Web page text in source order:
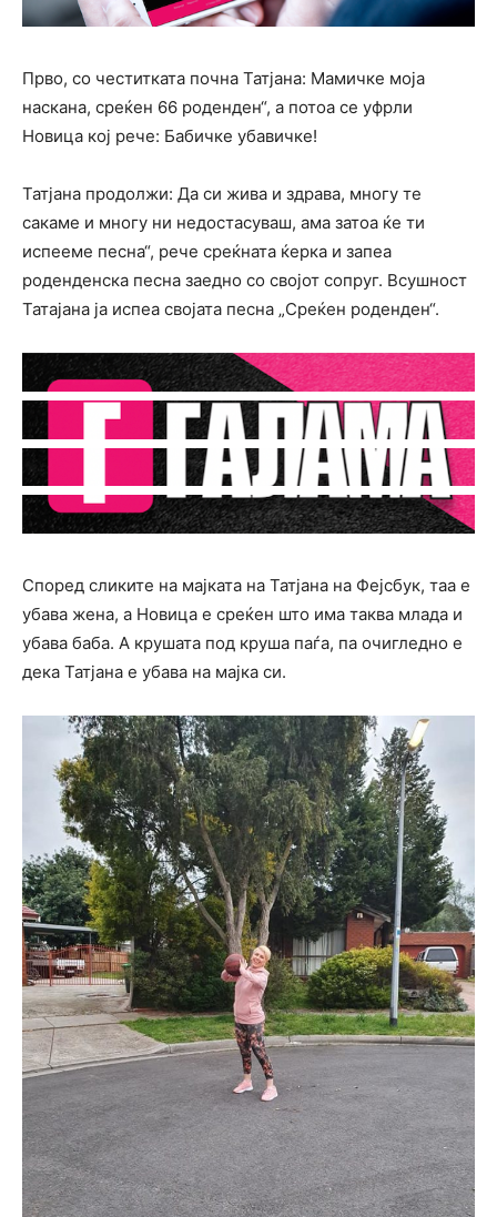
Прво, со честитката почна Татјана: Мамичке моја
наскана, среќен 66 роденден“, а потоа се уфрли
Новица кој рече: Бабичке убавичке!
Татјана продолжи: Да си жива и здрава, многу те
сакаме и многу ни недостасуваш, ама затоа ќе ти
испееме песна“, рече среќната ќерка и запеа
роденденска песна заедно со својот сопруг. Всушност
Татајана ја испеа својата песна „Среќен роденден“.
Според сликите на мајката на Татјана на Фејсбук, таа е
убава жена, а Новица е среќен што има таква млада и
убава баба. А крушата под круша паѓа, па очигледно е
дека Татјана е убава на мајка си.